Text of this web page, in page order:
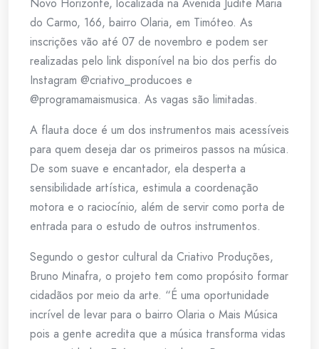
do Carmo, 166, bairro Olaria, em Timóteo. As
inscrições vão até 07 de novembro e podem ser
realizadas pelo link disponível na bio dos perfis do
Instagram @criativo_producoes e
@programamaismusica. As vagas são limitadas.
A flauta doce é um dos instrumentos mais acessíveis
para quem deseja dar os primeiros passos na música.
De som suave e encantador, ela desperta a
sensibilidade artística, estimula a coordenação
motora e o raciocínio, além de servir como porta de
entrada para o estudo de outros instrumentos.
Segundo o gestor cultural da Criativo Produções,
Bruno Minafra, o projeto tem como propósito formar
cidadãos por meio da arte. “É uma oportunidade
incrível de levar para o bairro Olaria o Mais Música
pois a gente acredita que a música transforma vidas